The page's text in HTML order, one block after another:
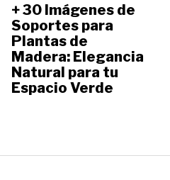
+ 30 Imágenes de
Soportes para
Plantas de
Madera: Elegancia
Natural para tu
Espacio Verde